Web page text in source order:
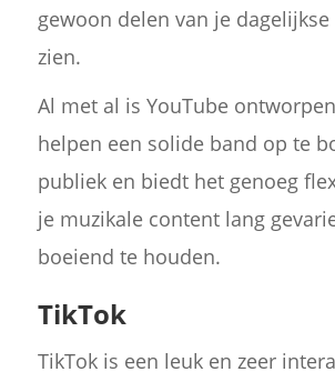
gewoon delen van je
zien.
Al met al is YouTube
helpen een solide band op te
publiek en biedt het genoeg
je muzikale content lang
boeiend te houden.
TikTok
TikTok is een leuk en zeer